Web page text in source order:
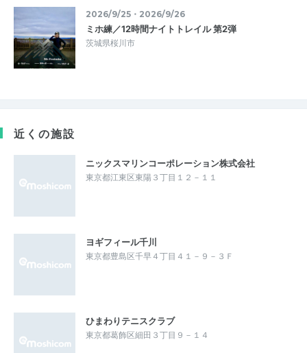
2026/9/25・2026/9/26
ミホ練／12時間ナイトトレイル 第2弾
茨城県桜川市
近くの施設
ニックスマリンコーポレーション株式会社
東京都江東区東陽３丁目１２－１１
ヨギフィール千川
東京都豊島区千早４丁目４１－９－３Ｆ
ひまわりテニスクラブ
東京都葛飾区細田３丁目９－１４